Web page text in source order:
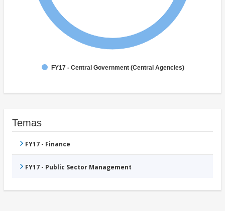
FY17 - Central Government (Central Agencies)
Temas
FY17 - Finance
FY17 - Public Sector Management